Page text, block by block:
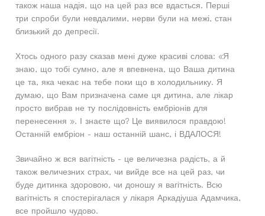
також наша надія, що на цей раз все вдасться. Перші
три спроби були невдалими, нерви були на межі, стан
близький до депресії.
Хтось одного разу сказав мені дуже красиві слова: «Я
знаю, що тобі сумно, але я впевнена, що Ваша дитина
це та, яка чекає на тебе поки що в холодильнику. Я
думаю, що Вам призначена саме ця дитина, але лікар
просто вибрав не ту послідовність ембріонів для
перенесення ». І знаєте що? Це виявилося правдою!
Останній ембріон - наш останній шанс, і ВДАЛОСЯ!
Звичайно ж вся вагітність - це величезна радість, а й
також величезних страх, чи вийде все на цей раз, чи
буде дитинка здоровою, чи доношу я вагітність. Всю
вагітність я спостерігалася у лікаря Аркадіуша Адамчика,
все пройшло чудово.